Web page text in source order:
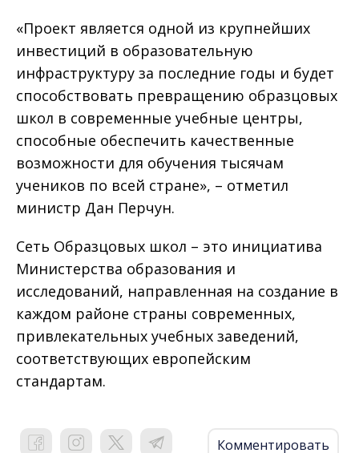
«Проект является одной из крупнейших
инвестиций в образовательную
инфраструктуру за последние годы и будет
способствовать превращению образцовых
школ в современные учебные центры,
способные обеспечить качественные
возможности для обучения тысячам
учеников по всей стране», – отметил
министр Дан Перчун.
Сеть Образцовых школ – это инициатива
Министерства образования и
исследований, направленная на создание в
каждом районе страны современных,
привлекательных учебных заведений,
соответствующих европейским
стандартам.
Комментировать